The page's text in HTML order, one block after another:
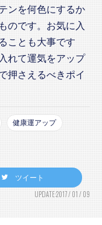
ンを何色にするか
のです。お気に入
ことも大事です
れて運気をアップ
押さえるべきポイ
健康運アップ
ツイート
UPDATE:2017 / 01 / 09